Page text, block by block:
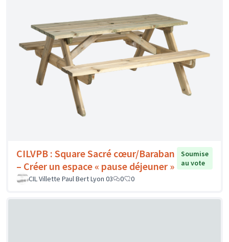
CILVPB : Square Sacré cœur/Baraban
– Créer un espace « pause déjeuner »
Soumise
au vote
CIL Villette Paul Bert Lyon 03
0 0